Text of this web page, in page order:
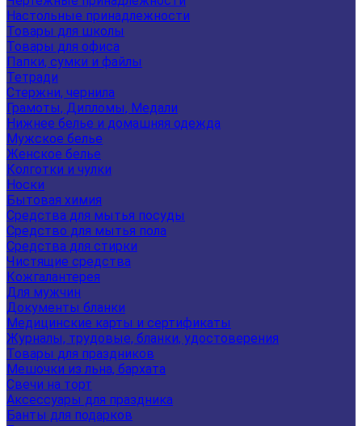
Настольные принадлежности
Товары для школы
Товары для офиса
Папки, сумки и файлы
Тетради
Стержни, чернила
Грамоты, Дипломы, Медали
Нижнее белье и домашняя одежда
Мужское белье
Женское белье
Колготки и чулки
Носки
Бытовая химия
Средства для мытья посуды
Средство для мытья пола
Средства для стирки
Чистящие средства
Кожгалантерея
Для мужчин
Документы бланки
Медицинские карты и сертификаты
Журналы, трудовые, бланки, удостоверения
Товары для праздников
Мешочки из льна, бархата
Свечи на торт
Аксессуары для праздника
Банты для подарков